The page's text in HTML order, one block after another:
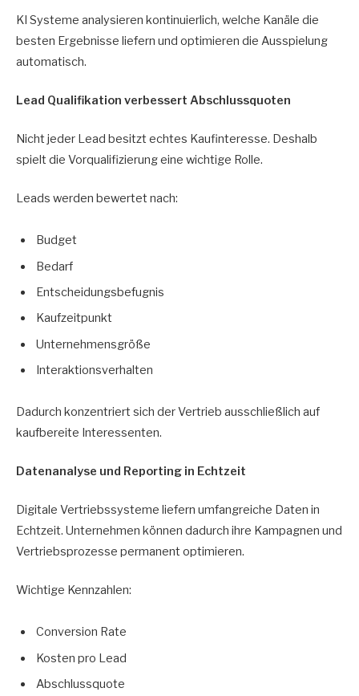
KI Systeme analysieren kontinuierlich, welche Kanäle die
besten Ergebnisse liefern und optimieren die Ausspielung
automatisch.
Lead Qualifikation verbessert Abschlussquoten
Nicht jeder Lead besitzt echtes Kaufinteresse. Deshalb
spielt die Vorqualifizierung eine wichtige Rolle.
Leads werden bewertet nach:
Budget
Bedarf
Entscheidungsbefugnis
Kaufzeitpunkt
Unternehmensgröße
Interaktionsverhalten
Dadurch konzentriert sich der Vertrieb ausschließlich auf
kaufbereite Interessenten.
Datenanalyse und Reporting in Echtzeit
Digitale Vertriebssysteme liefern umfangreiche Daten in
Echtzeit. Unternehmen können dadurch ihre Kampagnen und
Vertriebsprozesse permanent optimieren.
Wichtige Kennzahlen:
Conversion Rate
Kosten pro Lead
Abschlussquote